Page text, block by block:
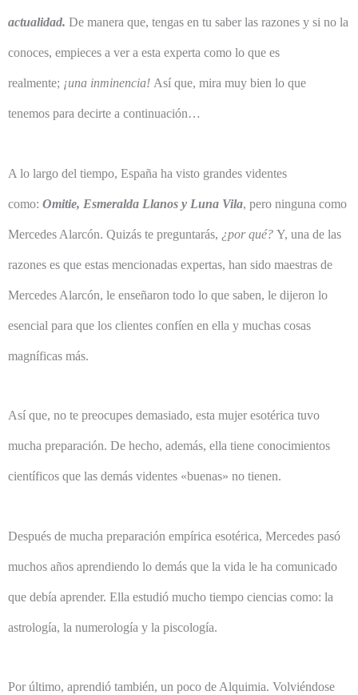
actualidad. De manera que, tengas en tu saber las razones y si no la
conoces, empieces a ver a esta experta como lo que es
realmente; ¡una inminencia! Así que, mira muy bien lo que
tenemos para decirte a continuación…
A lo largo del tiempo, España ha visto grandes videntes
como: Omitie, Esmeralda Llanos y Luna Vila, pero ninguna como
Mercedes Alarcón. Quizás te preguntarás, ¿por qué? Y, una de las
razones es que estas mencionadas expertas, han sido maestras de
Mercedes Alarcón, le enseñaron todo lo que saben, le dijeron lo
esencial para que los clientes confíen en ella y muchas cosas
magníficas más.
Así que, no te preocupes demasiado, esta mujer esotérica tuvo
mucha preparación. De hecho, además, ella tiene conocimientos
científicos que las demás videntes «buenas» no tienen.
Después de mucha preparación empírica esotérica, Mercedes pasó
muchos años aprendiendo lo demás que la vida le ha comunicado
que debía aprender. Ella estudió mucho tiempo ciencias como: la
astrología, la numerología y la piscología.
Por último, aprendió también, un poco de Alquimia. Volviéndose